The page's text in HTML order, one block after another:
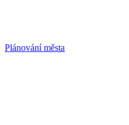
Plánování města